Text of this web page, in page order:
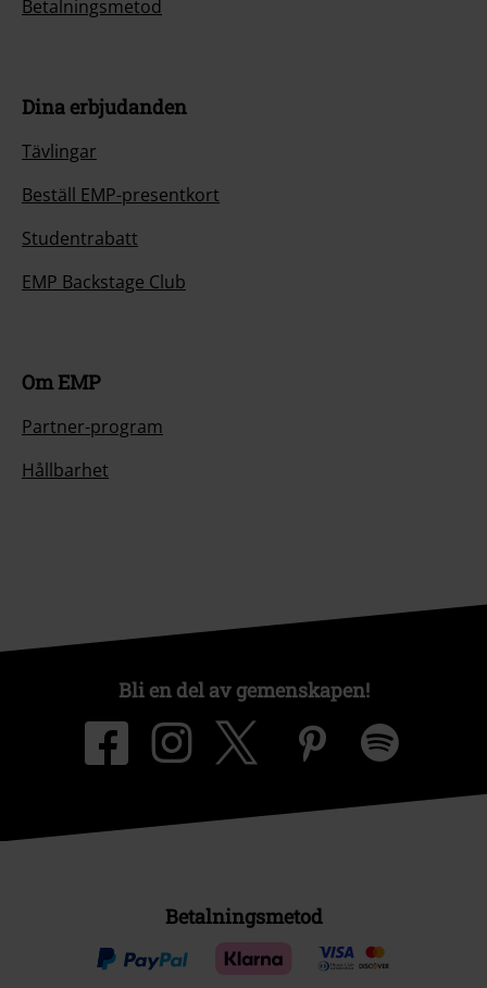
Betalningsmetod
Dina erbjudanden
Tävlingar
Beställ EMP-presentkort
Studentrabatt
EMP Backstage Club
Om EMP
Partner-program
Hållbarhet
Bli en del av gemenskapen!
Betalningsmetod